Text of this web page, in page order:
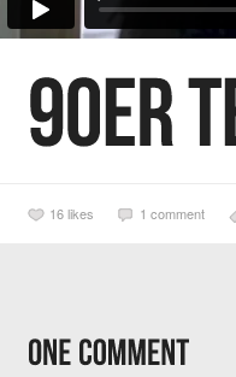
16likes 1 comment